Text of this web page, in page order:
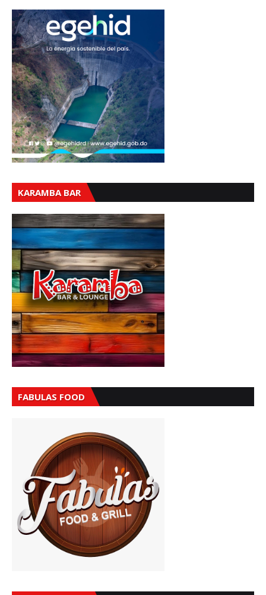
KARAMBA BAR
FABULAS FOOD